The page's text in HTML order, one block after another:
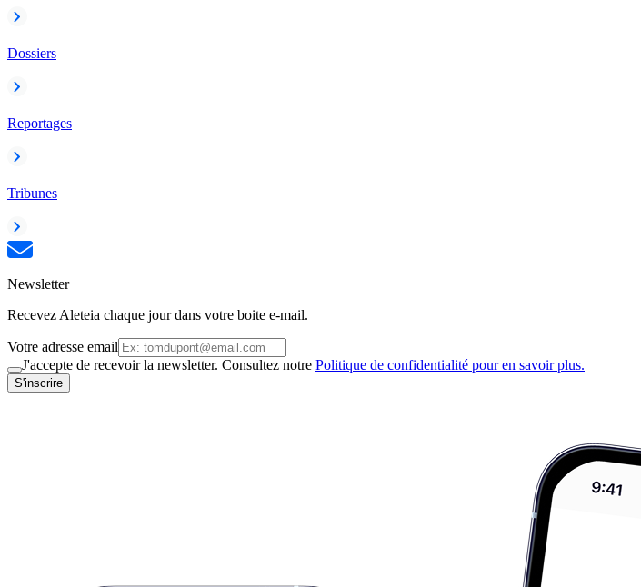
Dossiers
Reportages
Tribunes
Newsletter
Recevez Aleteia chaque jour dans votre boite e-mail.
Votre adresse email
J'accepte de recevoir la newsletter. Consultez notre Politique de confidentialité pour en savoir plus.
S'inscrire